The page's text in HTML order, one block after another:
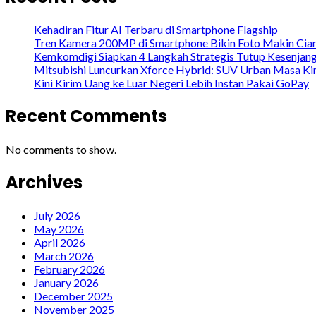
Kehadiran Fitur AI Terbaru di Smartphone Flagship
Tren Kamera 200MP di Smartphone Bikin Foto Makin
Kemkomdigi Siapkan 4 Langkah Strategis Tutup
Mitsubishi Luncurkan Xforce Hybrid: SUV Urban Masa
Kini Kirim Uang ke Luar Negeri Lebih Instan Pakai GoPay
Recent Comments
No comments to show.
Archives
July 2026
May 2026
April 2026
March 2026
February 2026
January 2026
December 2025
November 2025